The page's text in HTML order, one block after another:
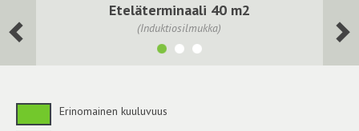
Eteläterminaali 40 m2
(Induktiosilmukka)
Erinomainen kuuluvuus